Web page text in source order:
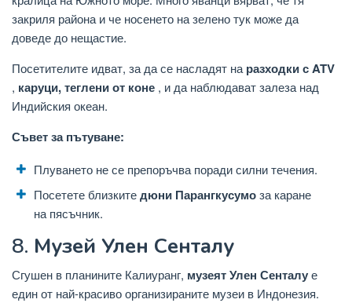
закриля района и че носенето на зелено тук може да
доведе до нещастие.
Посетителите идват, за да се насладят на разходки с ATV
, каруци, теглени от коне , и да наблюдават залеза над
Индийския океан.
Съвет за пътуване:
Плуването не се препоръчва поради силни течения.
Посетете близкитедюни Парангкусумоза каране
на пясъчник.
8. Музей Улен Сенталу
Сгушен в планините Калиуранг, музеят Улен Сенталуе
един от най-красиво организираните музеи в Индонезия.